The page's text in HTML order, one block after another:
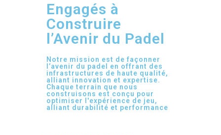
Engagés à
Construire
l’Avenir du Padel
Notre mission est de façonner
l’avenir du padel en offrant des
infrastructures de haute qualité,
alliant innovation et expertise.
Chaque terrain que nous
construisons est conçu pour
optimiser l'expérience de jeu,
alliant durabilité et performance